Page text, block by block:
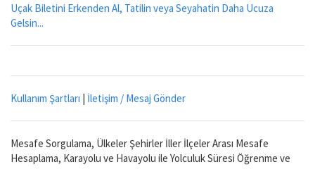
Uçak Biletini Erkenden Al, Tatilin veya Seyahatin Daha Ucuza
Gelsin...
Kullanım Şartları | İletişim / Mesaj Gönder
Mesafe Sorgulama, Ülkeler Şehirler İller İlçeler Arası Mesafe
Hesaplama, Karayolu ve Havayolu ile Yolculuk Süresi Öğrenme ve